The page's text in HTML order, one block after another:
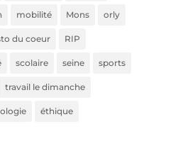
mobilité Mons orly
du coeur RIP
scolaire seine sports
travail le dimanche
éthique